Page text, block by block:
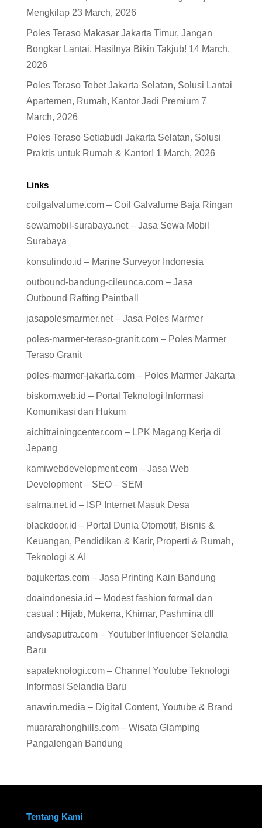
Mengkilap 23 March, 2026
Poles Teraso Makasar Jakarta Timur, Jangan
Bongkar Lantai, Hasilnya Bikin Takjub! 14 March,
2026
Poles Teraso Tebet Jakarta Selatan, Solusi Lantai
Apartemen, Rumah, Kantor Jadi Premium 7
March, 2026
Poles Teraso Setiabudi Jakarta Selatan, Solusi
Praktis untuk Rumah & Kantor! 1 March, 2026
Links
coilgalvalume.com – Coil Galvalume Baja Ringan
sewamobil-surabaya.net – Jasa Sewa Mobil
Surabaya
konsulindo.id – Marine Surveyor Indonesia
outbound-bandung-cileunca.com – Jasa
Outbound Rafting Paintball
jasapolesmarmer.net – Jasa Poles Marmer
poles-marmer-teraso-granit.com – Poles Marmer
Teraso Granit
poles-marmer-jakarta.com – Poles Marmer Jakarta
biskom.web.id – Portal Teknologi Informasi
Komunikasi dan Hukum
aichitrainingcenter.com – LPK Magang Kerja di
Jepang
kamiwebdevelopment.com – Jasa Web
Development – SEO – SEM
salma.net.id – ISP Internet Masuk Desa
blackdoor.id – Portal Dunia Otomotif, Bisnis &
Keuangan, Pendidikan & Karir, Properti & Rumah,
Teknologi & AI
bajukertas.com – Jasa Printing Kain Bandung
doaindonesia.id – Modest fashion formal dan
casual : Hijab, Mukena, Khimar, Pashmina dll
andysaputra.com – Youtuber Influencer Selandia
Baru
sapateknologi.com – Channel Youtube Teknologi
Informasi Selandia Baru
anavrin.media – Digital Content, Youtube & Brand
muararahonghills.com – Wisata Glamping
Pangalengan Bandung
Tentang Kami